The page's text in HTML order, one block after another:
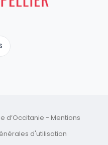
d’Occitanie - Mentions
d'utilisation